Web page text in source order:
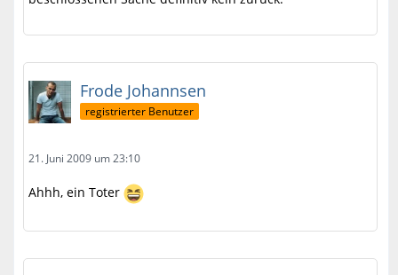
Frode Johannsen
registrierter Benutzer
21. Juni 2009 um 23:10
Ahhh, ein Toter